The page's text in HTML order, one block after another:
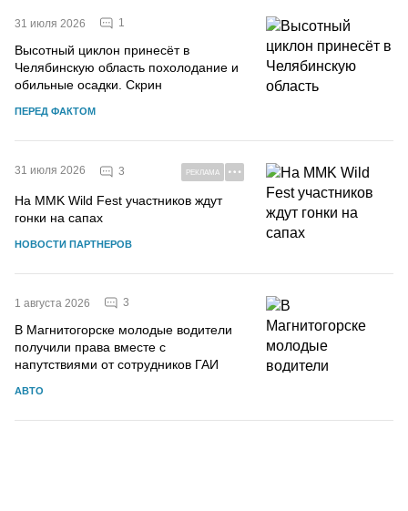
31 июля 2026 1
Высотный циклон принесёт в
Челябинскую область похолодание и
обильные осадки. Скрин
ПЕРЕД ФАКТОМ
31 июля 2026 3 РЕКЛАМА
На MMK Wild Fest участников ждут
гонки на сапах
НОВОСТИ ПАРТНЕРОВ
1 августа 2026 3
В Магнитогорске молодые водители
получили права вместе с
напутствиями от сотрудников ГАИ
АВТО